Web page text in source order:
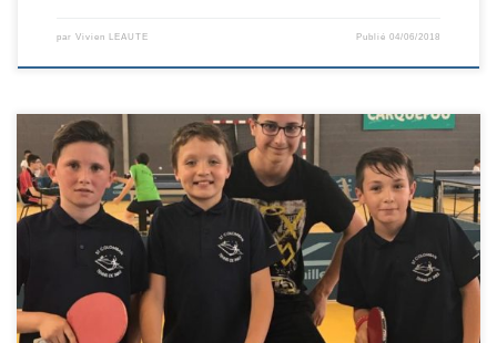
par Vivien LEAUTE Publié04/06/2018
Ce week end notre équipe minimes D3 jouait le titre départemental.
Après avoir gagné 6-3 contre thouaré en quart de finale, ils se sont
qualifiés pour la demi finale. En Demi ils font 5-5 contre mouzillon et se
qualifient en finale au set avérage. En finale ils perdent 6-2 contre […]